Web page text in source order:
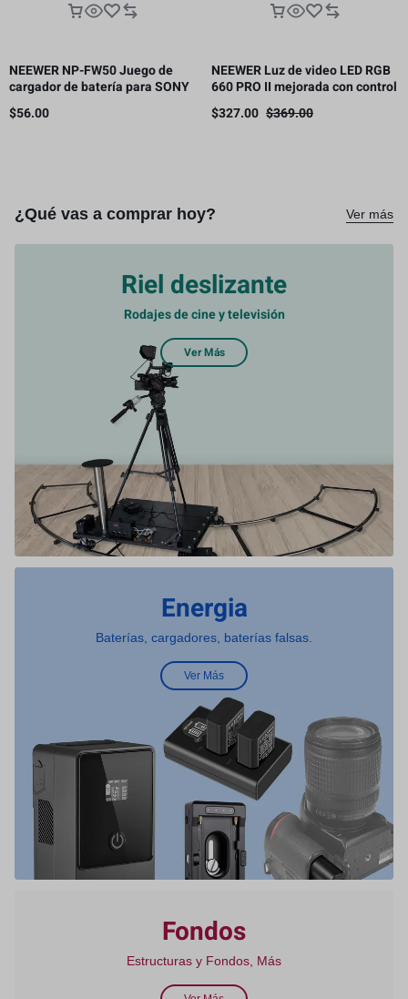
NEEWER NP-FW50 Juego de
cargador de batería para SONY
cámara NP-FW50 compatible
$56.00
NEEWER Luz de video LED RGB
660 PRO II mejorada con control
de aplicación
$369.00
$327.00
¿Qué vas a comprar hoy? Ver más
Riel deslizante
Rodajes de cine y televisión
Ver Más
Energia
Baterías, cargadores, baterías falsas.
Ver Más
Fondos
Estructuras y Fondos, Más